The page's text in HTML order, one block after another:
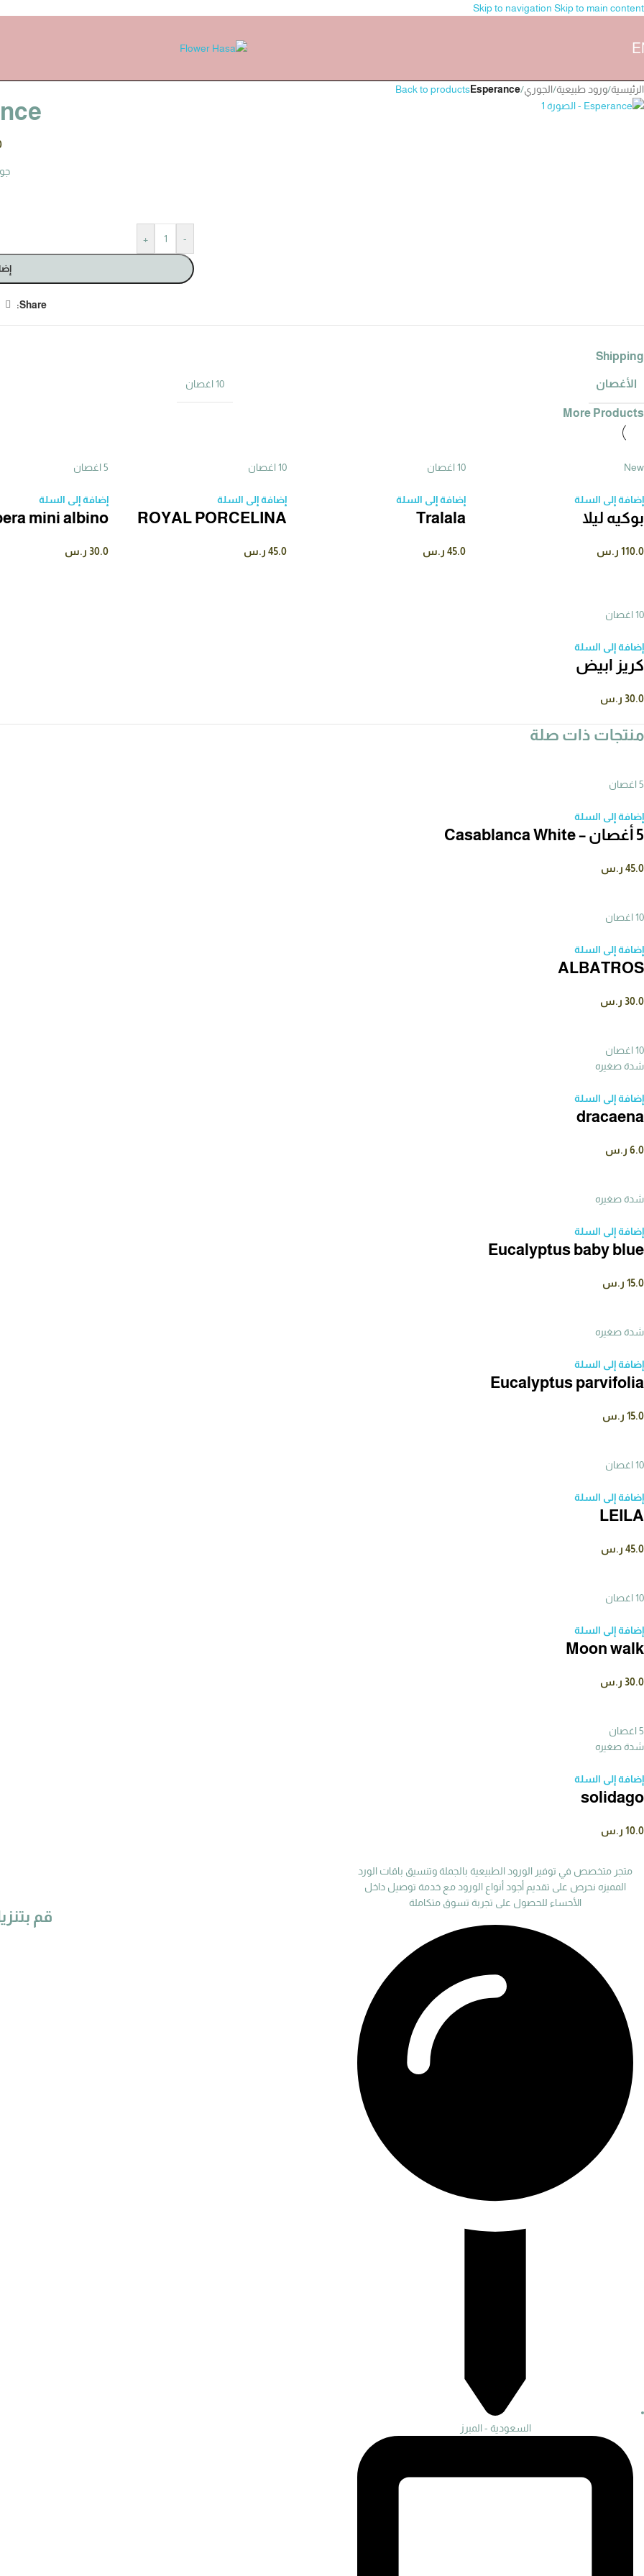
Skip to navigation Skip to main content
الرئيسية/ورود طبيعية/الجوري/
Esperance
Back to products
-
+
Share:
Shipping
الأغصان 10 اغصان
More Products
New
إضافة إلى السلة
بوكيه ليلا
110.0 ر.س
10 اغصان
إضافة إلى السلة
Tralala
45.0 ر.س
10 اغصان
إضافة إلى السلة
ROYAL PORCELINA
45.0 ر.س
5 اغصان
إضافة إلى السلة
mini albino
30.0 ر.س
10 اغصان
إضافة إلى السلة
كريز ابيض
30.0 ر.س
منتجات ذات صلة
5 اغصان
إضافة إلى السلة
5 أغصان – Casablanca White
45.0 ر.س
10 اغصان
إضافة إلى السلة
ALBATROS
30.0 ر.س
10 اغصان
شدة صغيره
إضافة إلى السلة
dracaena
6.0 ر.س
شدة صغيره
إضافة إلى السلة
Eucalyptus baby blue
15.0 ر.س
شدة صغيره
إضافة إلى السلة
Eucalyptus parvifolia
15.0 ر.س
10 اغصان
إضافة إلى السلة
LEILA
45.0 ر.س
10 اغصان
إضافة إلى السلة
Moon walk
30.0 ر.س
5 اغصان
شدة صغيره
إضافة إلى السلة
solidago
10.0 ر.س
متجر متخصص في توفير الورود الطبيعية بالجملة وتنسيق باقات الورد
المميزه نحرص على تقديم أجود أنواع الورود مع خدمة توصيل داخل
الأحساء للحصول على تجربة تسوق متكاملة
السعودية - المبرز
قم